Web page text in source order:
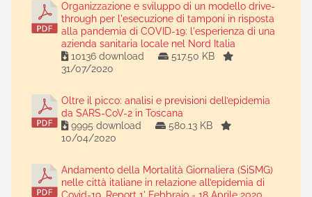
Organizzazione e sviluppo di un modello drive-
through per l'esecuzione di tamponi in risposta
alla pandemia di COVID-19: l'esperienza di una
azienda sanitaria locale nel Nord Italia
10136 download
517.50 KB
31/07/2020
Oltre il picco: analisi e previsioni dell’epidemia
da SARS-CoV-2 in Toscana
9995 download
580.13 KB
10/04/2020
Andamento della Mortalità Giornaliera (SiSMG)
nelle città italiane in relazione all’epidemia di